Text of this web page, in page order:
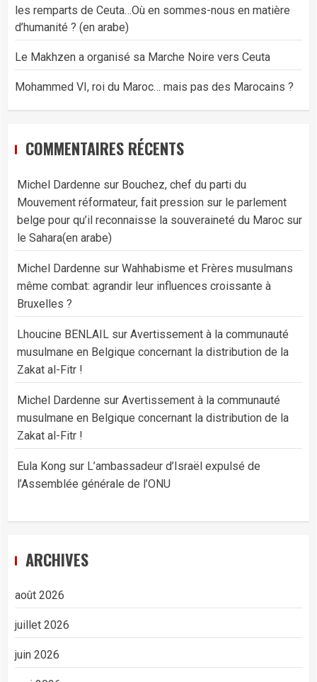
les remparts de Ceuta…Où en sommes-nous en matière
d’humanité ? (en arabe)
Le Makhzen a organisé sa Marche Noire vers Ceuta
Mohammed VI, roi du Maroc… mais pas des Marocains ?
COMMENTAIRES RÉCENTS
Michel Dardenne sur Bouchez, chef du parti du
Mouvement réformateur, fait pression sur le parlement
belge pour qu’il reconnaisse la souveraineté du Maroc sur
le Sahara(en arabe)
Michel Dardenne sur Wahhabisme et Frères musulmans
même combat: agrandir leur influences croissante à
Bruxelles ?
Lhoucine BENLAIL sur Avertissement à la communauté
musulmane en Belgique concernant la distribution de la
Zakat al-Fitr !
Michel Dardenne sur Avertissement à la communauté
musulmane en Belgique concernant la distribution de la
Zakat al-Fitr !
Eula Kong sur L’ambassadeur d’Israël expulsé de
l’Assemblée générale de l’ONU
ARCHIVES
août 2026
juillet 2026
juin 2026